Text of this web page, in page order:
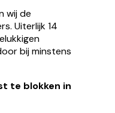
wij de
Uiterlijk 14
bij minstens
te blokken in